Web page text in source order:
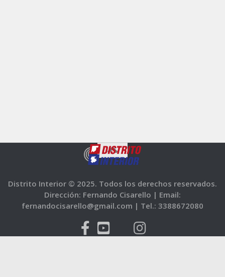
Distrito Interior © 2025. Todos los derechos reservados.
Dirección: Fernando Cisarello | Email:
fernandocisarello@gmail.com | Tel.: 3388672080